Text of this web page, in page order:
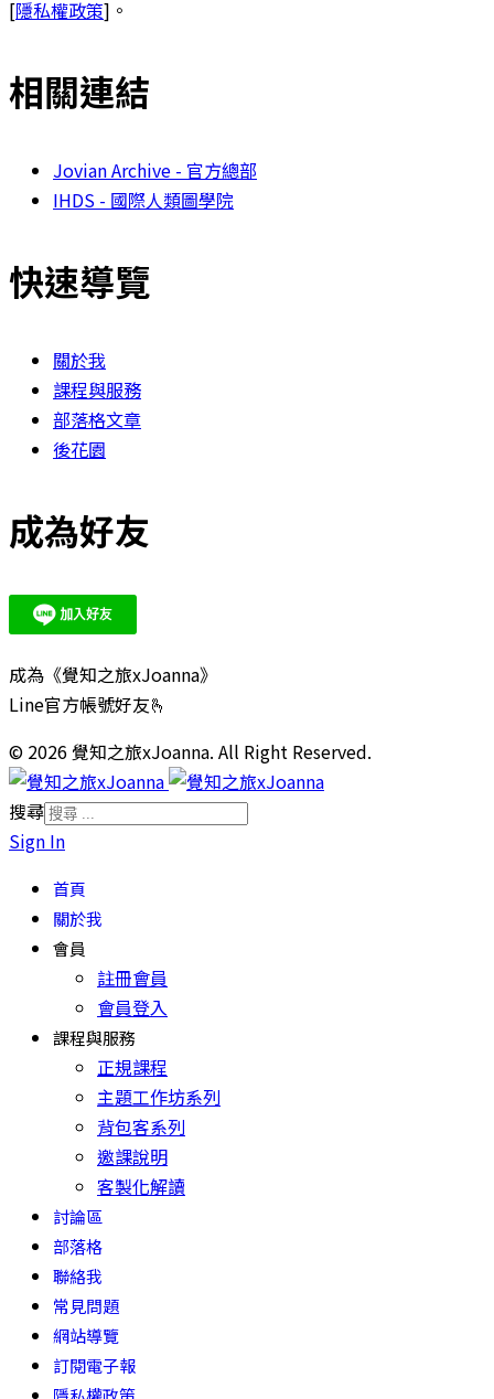
[隱私權政策]。
相關連結
Jovian Archive - 官方總部
IHDS - 國際人類圖學院
快速導覽
關於我
課程與服務
部落格文章
後花園
成為好友
成為《覺知之旅xJoanna》
Line官方帳號好友🫰
© 2026 覺知之旅xJoanna. All Right Reserved.
搜尋
Sign In
首頁
關於我
會員
註冊會員
會員登入
課程與服務
正規課程
主題工作坊系列
背包客系列
邀課說明
客製化解讀
討論區
部落格
聯絡我
常見問題
網站導覽
訂閱電子報